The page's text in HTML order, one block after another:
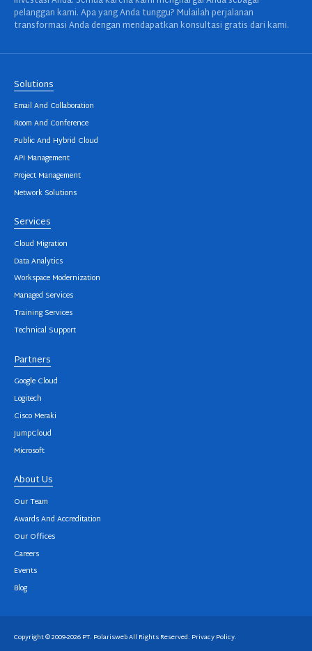
pelanggan kami. Apa yang Anda tunggu? Mulailah perjalanan
transformasi Anda dengan mendapatkan konsultasi gratis dari kami.
Solutions
Email And Collaboration
Room And Conference
Public And Hybrid Cloud
API Management
Project Management
Network Solutions
Services
Cloud Migration
Data Analytics
Workspace Modernization
Managed Services
Training Services
Technical Support
Partners
Google Cloud
Logitech
Cisco Meraki
JumpCloud
Microsoft
About Us
Our Team
Awards And Accreditation
Our Offices
Careers
Events
Blog
Copyright © 2009-2026 PT. Polarisweb All Rights Reserved. Privacy Policy.